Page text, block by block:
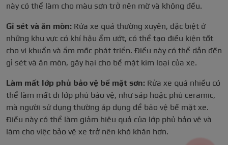
này có thể làm cho màu sơn trở nên mờ và không đều.
Gỉ sét và ăn mòn: Rửa xe quá thường xuyên, đặc biệt ở
những khu vực có khí hậu ẩm ướt, có thể tạo điều kiện tốt
cho vi khuẩn và ẩm mốc phát triển. Điều này có thể dẫn đến
gỉ sét và ăn mòn, gây hại cho bề mặt kim loại của xe.
Làm mất lớp phủ bảo vệ bề mặt sơn: Rửa xe quá nhiều có
thể làm mất đi lớp phủ bảo vệ, như sáp hoặc phủ ceramic,
mà người sử dụng thường áp dụng để bảo vệ bề mặt xe.
Điều này có thể làm giảm hiệu quả của lớp phủ bảo vệ và
làm cho việc bảo vệ xe trở nên khó khăn hơn.